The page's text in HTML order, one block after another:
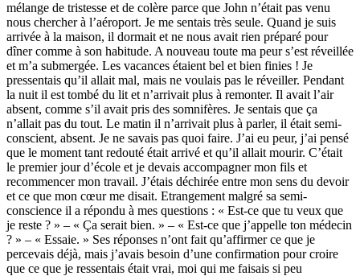
mélange de tristesse et de colère parce que John n’était pas venu
nous chercher à l’aéroport. Je me sentais très seule. Quand je suis
arrivée à la maison, il dormait et ne nous avait rien préparé pour
dîner comme à son habitude. A nouveau toute ma peur s’est réveillée
et m’a submergée. Les vacances étaient bel et bien finies ! Je
pressentais qu’il allait mal, mais ne voulais pas le réveiller. Pendant
la nuit il est tombé du lit et n’arrivait plus à remonter. Il avait l’air
absent, comme s’il avait pris des somnifères. Je sentais que ça
n’allait pas du tout. Le matin il n’arrivait plus à parler, il était semi-
conscient, absent. Je ne savais pas quoi faire. J’ai eu peur, j’ai pensé
que le moment tant redouté était arrivé et qu’il allait mourir. C’était
le premier jour d’école et je devais accompagner mon fils et
recommencer mon travail. J’étais déchirée entre mon sens du devoir
et ce que mon cœur me disait. Etrangement malgré sa semi-
conscience il a répondu à mes questions : « Est-ce que tu veux que
je reste ? » – « Ça serait bien. » – « Est-ce que j’appelle ton médecin
? » – « Essaie. » Ses réponses n’ont fait qu’affirmer ce que je
percevais déjà, mais j’avais besoin d’une confirmation pour croire
que ce que je ressentais était vrai, moi qui me faisais si peu